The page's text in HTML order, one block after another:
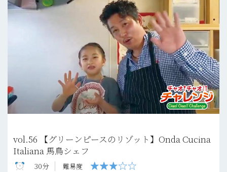
vol.56 【グリーンピースのリゾット】Onda Cucina
Italiana 馬鳥シェフ
30分 難易度